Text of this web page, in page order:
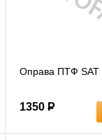
Оправа ПТФ SAT
1350 Р